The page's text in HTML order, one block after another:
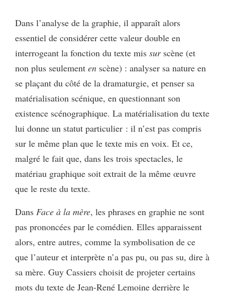
Dans l’analyse de la graphie, il apparaît alors
essentiel de considérer cette valeur double en
interrogeant la fonction du texte mis surscène (et
non plus seulement en scène) : analyser sa nature en
se plaçant du côté de la dramaturgie, et penser sa
matérialisation scénique, en questionnant son
existence scénographique. La matérialisation du texte
lui donne un statut particulier : il n’est pas compris
sur le même plan que le texte mis en voix. Et ce,
malgré le fait que, dans les trois spectacles, le
matériau graphique soit extrait de la même œuvre
que le reste du texte.
Dans Face à la mère, les phrases en graphie ne sont
pas prononcées par le comédien. Elles apparaissent
alors, entre autres, comme la symbolisation de ce
que l’auteur et interprète n’a pas pu, ou pas su, dire à
sa mère. Guy Cassiers choisit de projeter certains
mots du texte de Jean-René Lemoine derrière le